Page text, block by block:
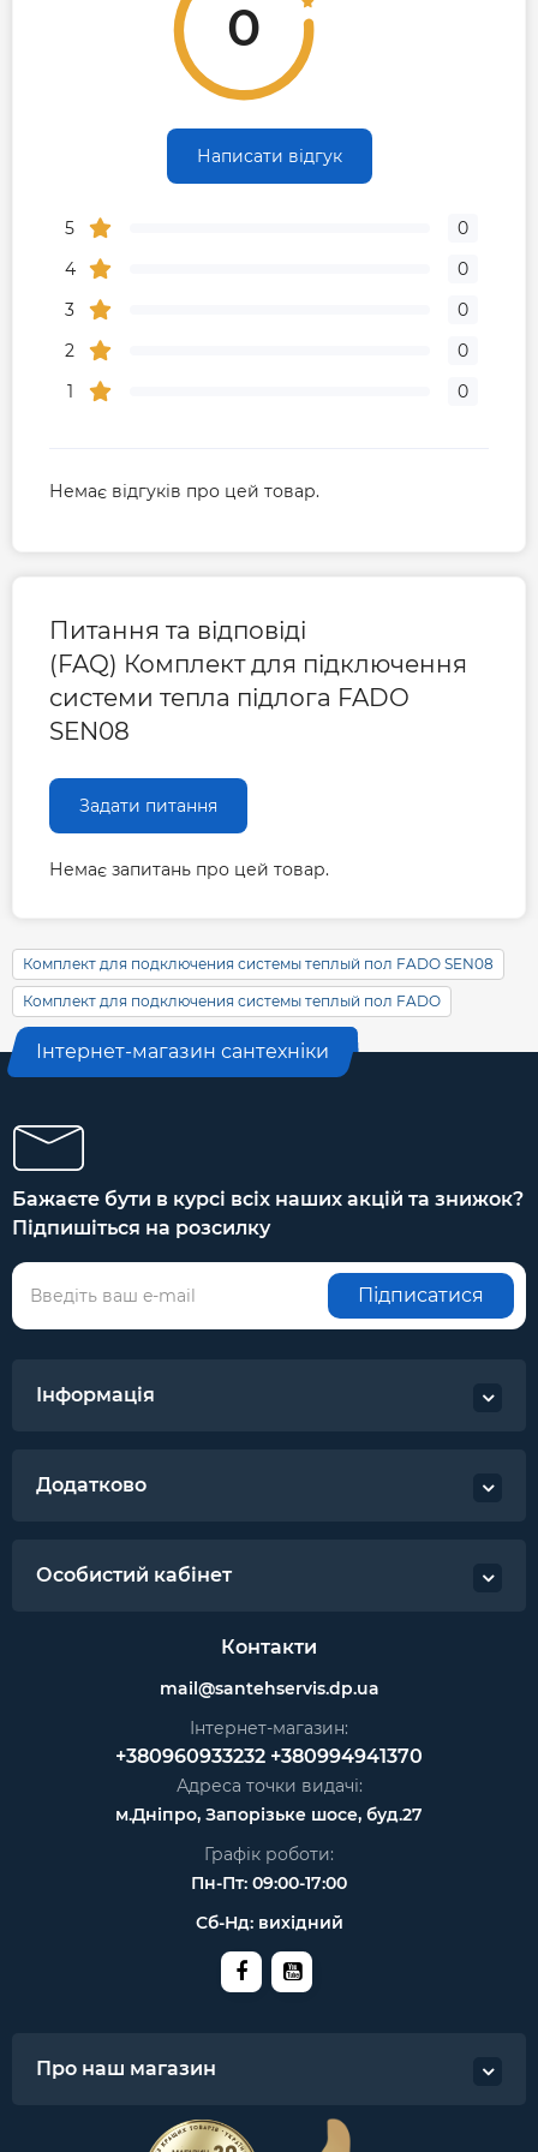
Міжосьова відстань колекторних
Діапазон налаштування
витратоміра, л/хв
Приєднувальні розміри евроконуса
Приєднувальні розміри
колекторних балок
Приєднувальні розміри виходів на
колекторах
Країна виробник: Італія.
0
Написати відгук
5
0
4
0
3
0
2
0
1
0
Немає відгуків про цей товар.
Питання та відповіді
(FAQ) Комплект для підключення
системи тепла підлога FADO
SEN08
Задати питання
Немає запитань про цей товар.
Комплект для подключения системы теплый пол FADO SEN08
Комплект для подключения системы теплый пол FADO
Інтернет-магазин сантехніки
Бажаєте бути в курсі всіх наших акцій та знижок?
Підпишіться на розсилку
Підписатися
Інформація
Додатково
Особистий кабінет
Контакти
mail@santehservis.dp.ua
Інтернет-магазин:
+380960933232 +380994941370
Адреса точки видачі:
м.Дніпро, Запорізьке шосе, буд.27
Графік роботи:
Пн-Пт: 09:00-17:00
Сб-Нд: вихідний
Про наш магазин